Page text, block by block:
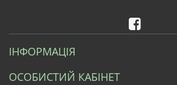
ІНФОРМАЦІЯ
ОСОБИСТИЙ КАБІНЕТ